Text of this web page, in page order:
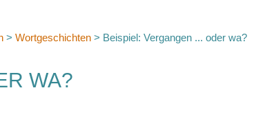
> Wortgeschichten > Beispiel: Vergangen ... oder wa?
WA?